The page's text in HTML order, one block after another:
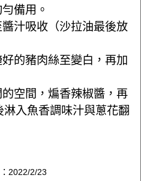
備用。
汁吸收（沙拉油最後放
的豬肉絲至變白，再加
空間，煸香辣椒醬，再
入魚香調味汁與蔥花翻
：2022/2/23